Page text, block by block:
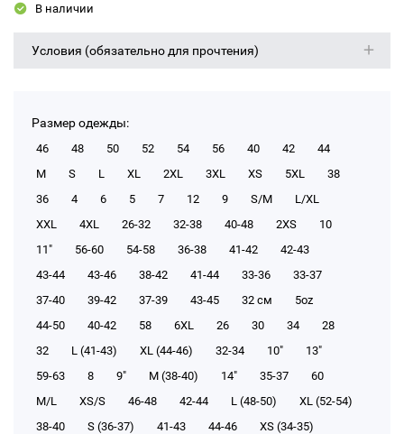
В наличии
Условия (обязательно для прочтения)
Размер одежды:
46 48 50 52 54 56 40 42
44
M
S L XL 2XL 3XL XS 5XL
38
36
4 6 5 7 12 9 S/M
L/XL
XXL
4XL 26-32 32-38 40-48 2XS
10
11"
56-60 54-58 36-38 41-42
42-43
43-44
43-46 38-42 41-44 33-36
33-37
37-40
39-42 37-39 43-45 32 см
5oz
44-50
40-42 58 6XL 26 30 34
28
32
L (41-43) XL (44-46) 32-34 10"
13"
59-63
8 9" M (38-40) 14" 35-37
60
M/L
XS/S 46-48 42-44 L (48-50)
XL (52-54)
38-40
S (36-37) 41-43 44-46
XS (34-35)